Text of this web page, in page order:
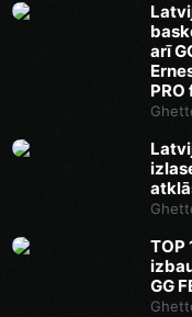
arī
PRO
TOP
GG